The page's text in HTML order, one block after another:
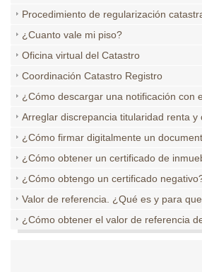
Procedimiento de regularización
¿Cuanto vale mi piso?
Oficina virtual del Catastro
Coordinación Catastro Registro
¿Cómo descargar una notificación con
Arreglar discrepancia titularidad renta y
¿Cómo firmar digitalmente un
¿Cómo obtener un certificado de
¿Cómo obtengo un certificado
Valor de referencia. ¿Qué es y para
¿Cómo obtener el valor de referencia